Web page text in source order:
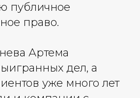
публичное
право.
Артема
дел, а
уже много лет